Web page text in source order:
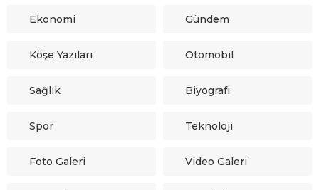
Ekonomi Gündem
Köşe Yazıları Otomobil
Sağlık Biyografi
Spor Teknoloji
Foto Galeri Video Galeri